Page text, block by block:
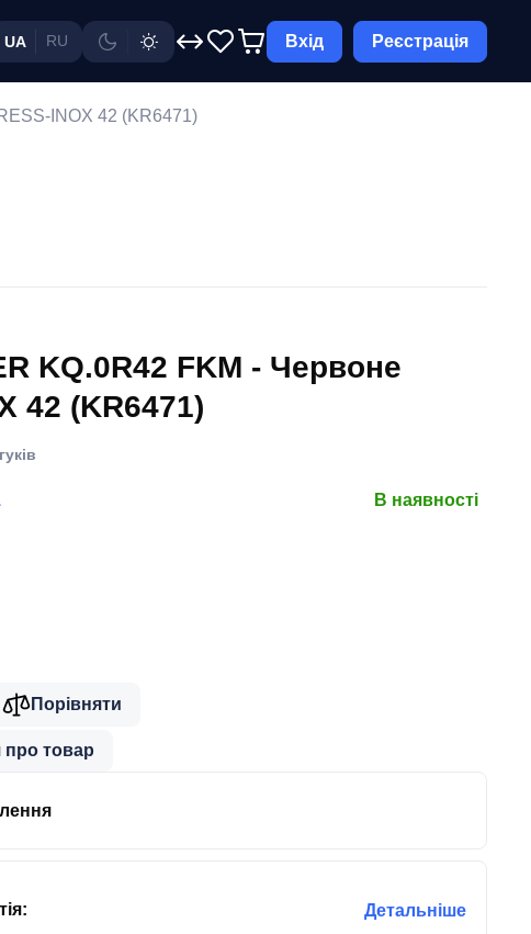
UA RU Вхід Реєстрація
INOX 42 (KR6471)
KQ.0R42 FKM - Чepвоне
42 (KR6471)
В наявності
Порівняти
про товар
Детальніше